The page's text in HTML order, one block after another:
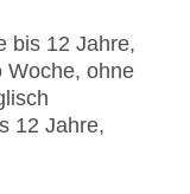
bis 12 Jahre,
Woche, ohne
12 Jahre,